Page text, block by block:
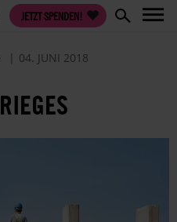
JETZT SPENDEN!
04. JUNI 2018